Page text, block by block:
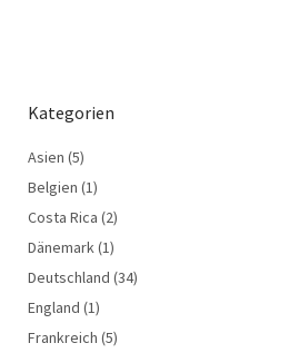
Kategorien
Asien (5)
Belgien (1)
Costa Rica (2)
Dänemark(1)
Deutschland (34)
England (1)
Frankreich (5)